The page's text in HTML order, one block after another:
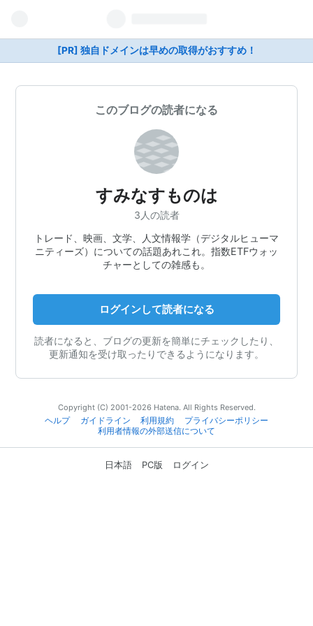
[PR] 独自ドメインは早めの取得がおすすめ！
このブログの読者になる
すみなすものは
3人の読者
トレード、映画、文学、人文情報学（デジタルヒューマ
ニティーズ）についての話題あれこれ。指数ETFウォッ
チャーとしての雑感も。
ログインして読者になる
読者になると、ブログの更新を簡単にチェックしたり、
更新通知を受け取ったりできるようになります。
Copyright (C) 2001-2026 Hatena. All Rights Reserved.
ヘルプ
ガイドライン 利用規約
プライバシーポリシー
利用者情報の外部送信について
日本語 PC版 ログイン